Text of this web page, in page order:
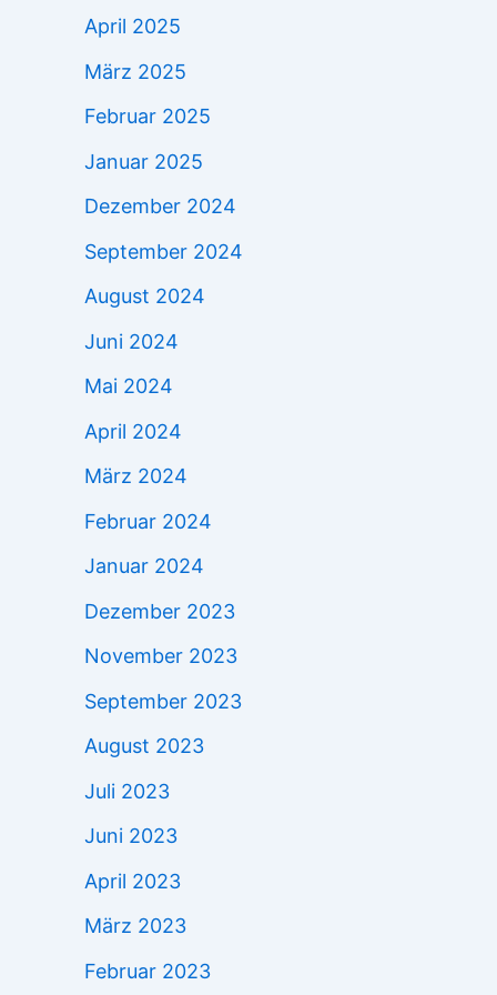
April 2025
März 2025
Februar 2025
Januar 2025
Dezember 2024
September 2024
August 2024
Juni 2024
Mai 2024
April 2024
März 2024
Februar 2024
Januar 2024
Dezember 2023
November 2023
September 2023
August 2023
Juli 2023
Juni 2023
April 2023
März 2023
Februar 2023